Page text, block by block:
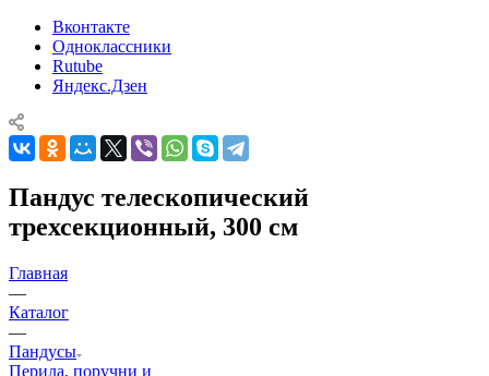
Вконтакте
Одноклассники
Rutube
Яндекс.Дзен
Пандус телескопический
трехсекционный, 300 см
Главная
—
Каталог
—
Пандусы
Перила, поручни и